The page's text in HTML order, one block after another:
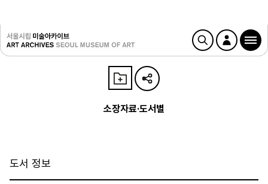
소장자료·도서별
도서 정보